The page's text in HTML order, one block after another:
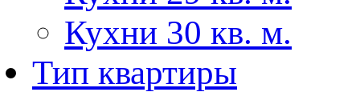
Кухни 30 кв. м.
Тип квартиры